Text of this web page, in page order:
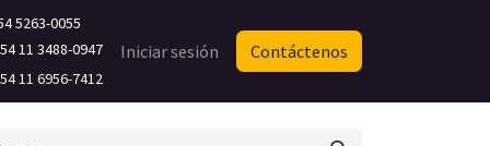
5263-0055
11 3488-0947​
11 6956-7412
Iniciar sesión Contáctenos